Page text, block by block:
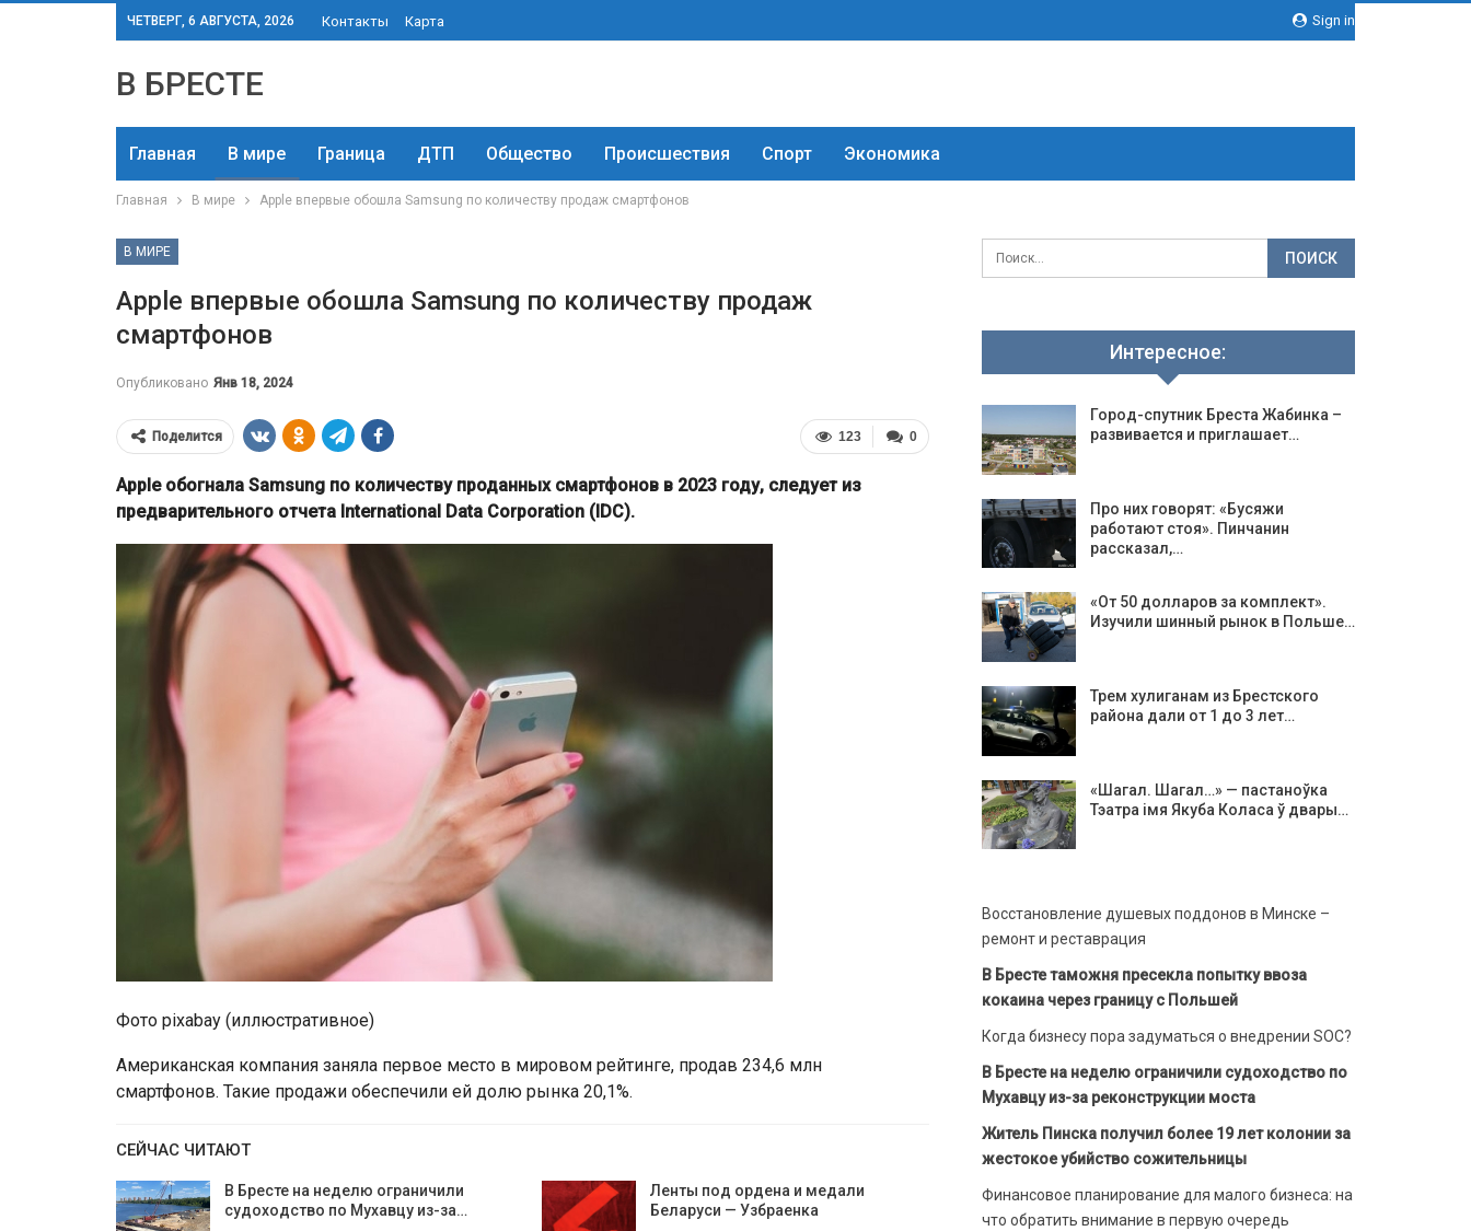
Sign in
ЧЕТВЕРГ, 6 АВГУСТА, 2026 Контакты Карта
В БРЕСТЕ
Главная В мире Граница ДТП Общество Происшествия Спорт Экономика
Главная В мире Apple впервые обошла Samsung по количеству продаж смартфонов
В МИРЕ
Apple впервые обошла Samsung по количеству продаж
смартфонов
Опубликовано Янв 18, 2024
0
123
Поделится
Apple обогнала Samsung по количеству проданных смартфонов в 2023 году, следует из
предварительного отчета International Data Corporation (IDC).
Фото pixabay (иллюстративное)
Американская компания заняла первое место в мировом рейтинге, продав 234,6 млн
смартфонов. Такие продажи обеспечили ей долю рынка 20,1%.
СЕЙЧАС ЧИТАЮТ
В Бресте на неделю ограничили
судоходство по Мухавцу из-за…
Ленты под ордена и медали
Беларуси — Узбраенка
Интересное:
Город-спутник Бреста Жабинка –
развивается и приглашает…
Про них говорят: «Бусяжи
работают стоя». Пинчанин
рассказал,…
«От 50 долларов за комплект».
Изучили шинный рынок в Польше…
Трем хулиганам из Брестского
района дали от 1 до 3 лет…
«Шагал. Шагал…» — пастаноўка
Тэатра імя Якуба Коласа ў двары…
Восстановление душевых поддонов в Минске –
ремонт и реставрация
В Бресте таможня пресекла попытку ввоза
кокаина через границу с Польшей
Когда бизнесу пора задуматься о внедрении SOC?
В Бресте на неделю ограничили судоходство по
Мухавцу из-за реконструкции моста
Житель Пинска получил более 19 лет колонии за
жестокое убийство сожительницы
Финансовое планирование для малого бизнеса: на
что обратить внимание в первую очередь